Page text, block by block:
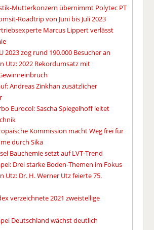
Mutterkonzern übernimmt Polytec PT
Roadtrip von Juni bis Juli 2023
Marcus Lippert verlässt
2023 zog rund 190.000 Besucher an
Utz: 2022 Rekordumsatz mit
Andreas Zinkhan zusätzlicher
Eurocol: Sascha Spiegelhoff leitet
Kommission macht Weg frei für
durch Sika
Bauchemie setzt auf LVT-Trend
Drei starke Boden-Themen im Fokus
Utz: Dr. H. Werner Utz feierte 75.
verzeichnete 2021 zweistellige
Deutschland wächst deutlich